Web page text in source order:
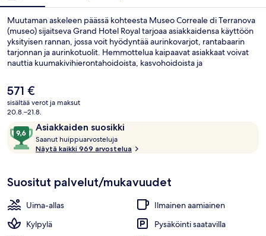
Muutaman askeleen päässä kohteesta Museo Correale di Terranova
(museo) sijaitseva Grand Hotel Royal tarjoaa asiakkaidensa käyttöön
yksityisen rannan, jossa voit hyödyntää aurinkovarjot, rantabaarin
tarjonnan ja aurinkotuolit. Hemmottelua kaipaavat asiakkaat voivat
nauttia kuumakivihierontahoidoista, kasvohoidoista ja
yksi 3 ravintolasta, tarjoilee aamiaisen ja illallisen ja sen erikoisuuksiin
kuuluu paikallinen ja kansainvälinen keittiö. Muihin tämän
luksusluokan hotellin mukavuuksiin kuuluvat 3 baaria/loungea,
kattoterassi ja allasbaari. Matkailijat arvostavat majoituspaikan
avuliasta henkilökuntaa.
Nykyinen
hinta
on
571 €
sisältää verot ja maksut
20.8.–21.8.
ArvostelutAsiakkaiden suosikki
9,6
kautta
10,
suosikki
Saanut huippuarvosteluja
a
u
Näytä kaikki 969 arvostelua
Suositut palvelut/mukavuudet
Uima-allas
Ilmainen aamiainen
Kylpylä
Pysäköinti saatavilla